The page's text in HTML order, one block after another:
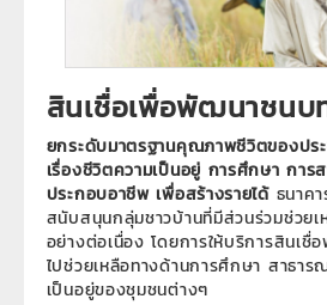
สินเชื่อเพื่อพัฒนาชนบ
ยกระดับมาตรฐานคุณภาพชีวิตของประ
เรื่องชีวิตความเป็นอยู่ การศึกษา การ
ประกอบอาชีพ เพื่อสร้างรายได้ธนาค
สนับสนุนกลุ่มชาวบ้านที่มีส่วนร่วมช่วย
อย่างต่อเนื่อง โดยการให้บริการสินเชื่
ไปช่วยเหลือทางด้านการศึกษา สาธา
เป็นอยู่ของชุมชนต่างๆ